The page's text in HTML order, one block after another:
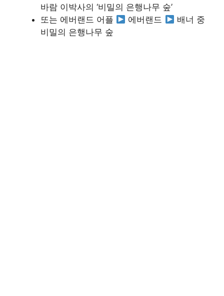
바람 이박사의 ‘비밀의 은행나무 숲’
또는 에버랜드 어플
에버랜드
배너 중
비밀의 은행나무 숲